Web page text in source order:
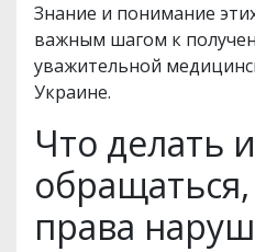
Знание и понимание
важным шагом к
уважительной
Украине.
Что делать
права